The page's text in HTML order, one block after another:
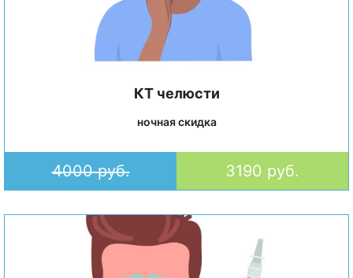
КТ челюсти
ночная скидка
4000 руб. 3190 руб.